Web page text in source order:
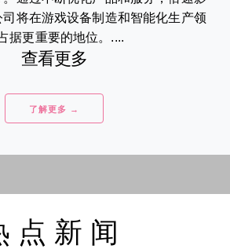
将在游戏设备制造和智能化生产领
据更重要的地位。....
查看更多
了解更多 →
点新闻